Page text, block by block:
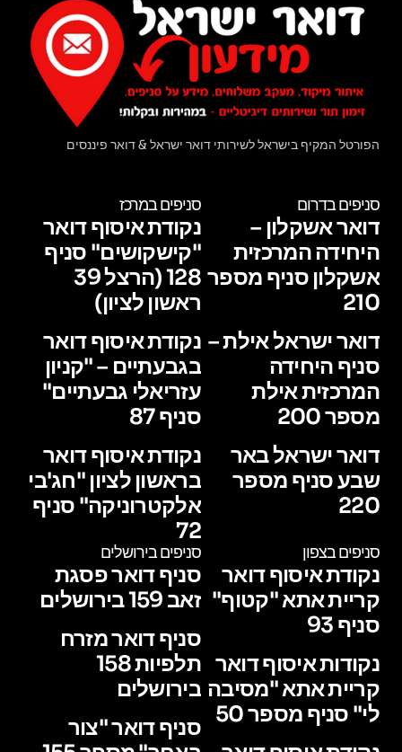
הפורטל המקיף בישראל לשירותי דואר ישראל & דואר פיננסים
סניפים בדרום
דואר אשקלון –
היחידה המרכזית
אשקלון סניף מספר
210
דואר ישראל אילת –
סניף היחידה
המרכזית אילת
מספר 200
דואר ישראל באר
שבע סניף מספר
220
סניפים במרכז
נקודת איסוף דואר
"קישקושים" סניף
128 (הרצל 39
ראשון לציון)
נקודת איסוף דואר
בגבעתיים – "קניון
עזריאלי גבעתיים"
סניף 87
נקודת איסוף דואר
בראשון לציון "חג'בי
אלקטרוניקה" סניף
72
סניפים בצפון
נקודת איסוף דואר
קריית אתא "קטוף"
סניף 93
נקודות איסוף דואר
קריית אתא "מסיבה
לי" סניף מספר 50
סניפים בירושלים
סניף דואר פסגת
זאב 159 בירושלים
סניף דואר מזרח
תלפיות 158
בירושלים
סניף דואר "צור